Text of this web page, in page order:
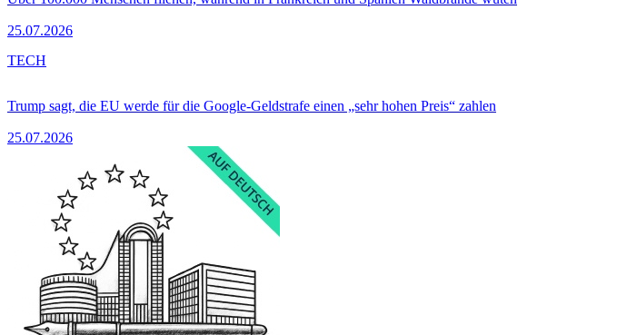
25.07.2026
Trump sagt, die EU werde für die Google-Geldstrafe einen „sehr hohen Preis“ zahlen
25.07.2026
TECH